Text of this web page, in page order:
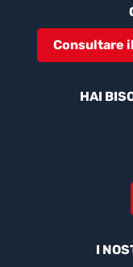
Consultare
HAI
I